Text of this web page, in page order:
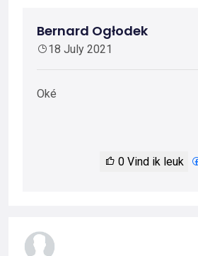
Bernard Ogłodek
18 July 2021
Oké
0 Vind ik leuk